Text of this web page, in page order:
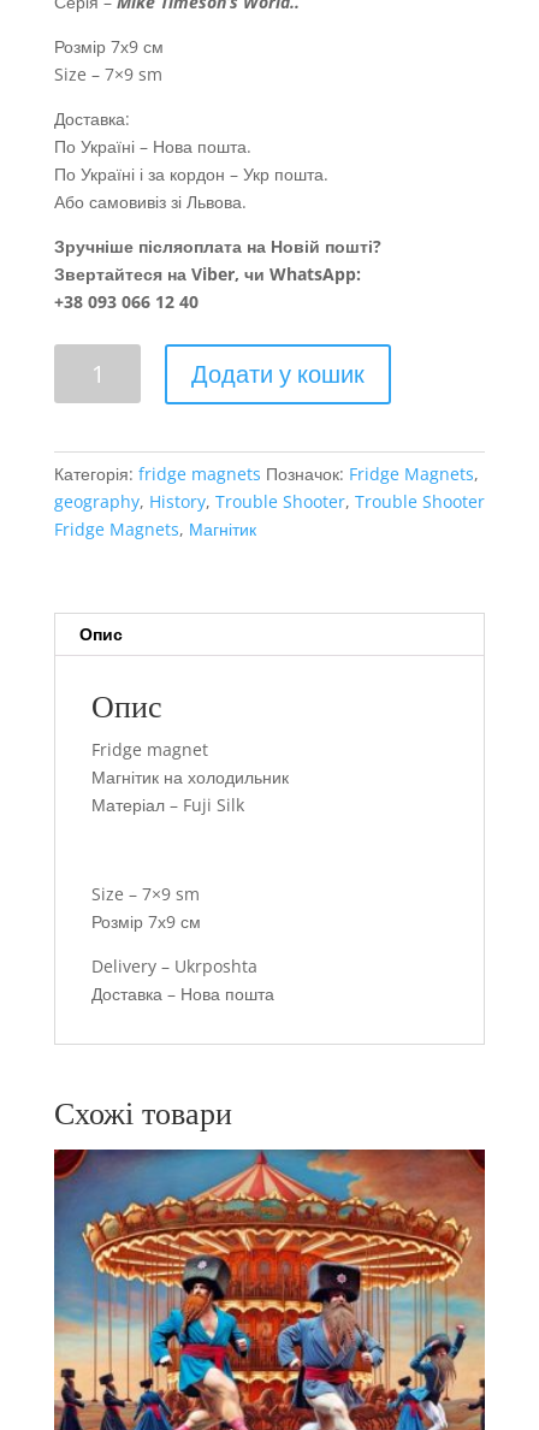
Розмір 7х9 см
Size – 7×9 sm
Доставка:
По Україні – Нова пошта.
По Україні і за кордон – Укр пошта.
Або самовивіз зі Львова.
Зручніше післяоплата на Новій пошті?
Звертайтеся на Viber, чи WhatsApp:
+38 093 066 12 40
кількість
Додати у кошик
Категорія: fridge magnets Позначок: Fridge Magnets,
geography, History, Trouble Shooter, Trouble Shooter
Fridge Magnets, Магнітик
Опис
Опис
Fridge magnet
Магнітик на холодильник
Матеріал – Fuji Silk
Size – 7×9 sm
Розмір 7х9 см
Delivery – Ukrposhta
Доставка – Нова пошта
Схожі товари